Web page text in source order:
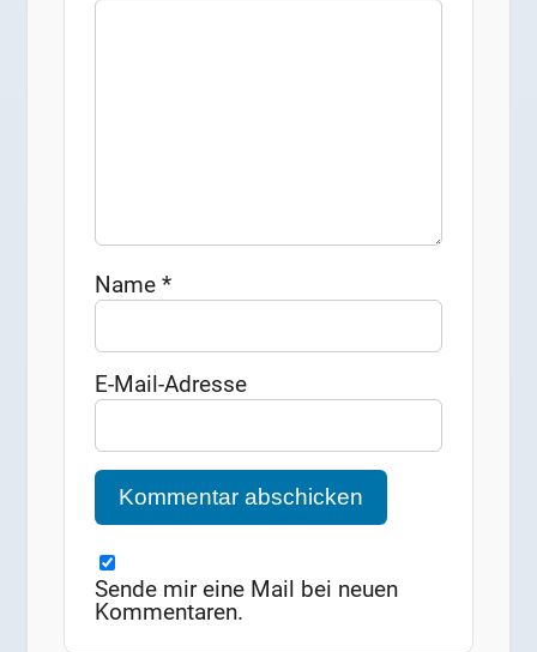
Name*
E-Mail-Adresse
Sende mir eine Mail bei neuen
Kommentaren.